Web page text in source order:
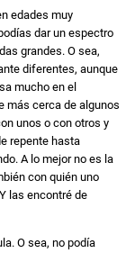
edades muy
dar un espectro
grandes. O sea,
diferentes, aunque
mucho en el
más cerca de algunos
unos o con otros y
repente hasta
A lo mejor no es la
con quién uno
las encontré de
O sea, no podía